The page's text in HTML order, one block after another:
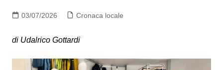
03/07/2026 Cronaca locale
di Udalrico Gottardi